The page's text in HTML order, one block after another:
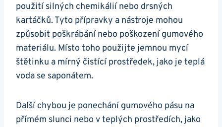
použití silných chemikálií nebo ⁢drsných
kartáčků.‌ Tyto přípravky a nástroje mohou ​
způsobit poškrábání nebo poškození​ gumového
materiálu. Místo toho použijte jemnou mycí
štětinku a mírný čistící prostředek, ​jako je teplá
voda se saponátem.
Další chybou je ponechání gumového pásu na
přímém slunci nebo v teplých prostředích, jako